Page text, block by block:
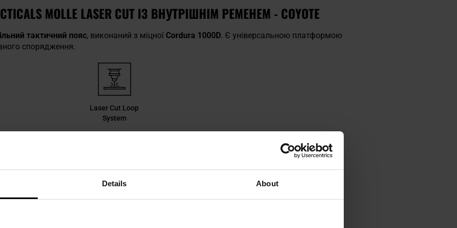
Details About
MOLLE LASER CUT ІЗ ВНУТРІШНІМ РЕМЕНЕМ - COYOTE
тактичний пояс, виконаний з міцноїCordura 1000D. Є універсальною платформою
спорядження.
Laser Cut Loop
System
MOLLEдозволяють прикріпити, в будь-якій конфігурації, кишені cargo, підсумки,